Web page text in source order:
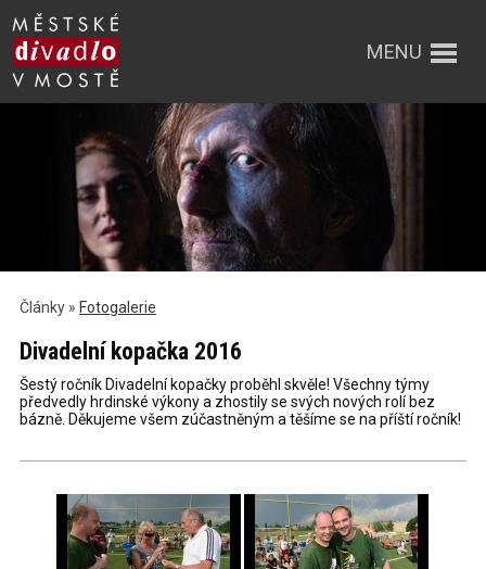
MENU
Články » Fotogalerie
Divadelní kopačka 2016
Šestý ročník Divadelní kopačky proběhl skvěle! Všechny týmy
předvedly hrdinské výkony a zhostily se svých nových rolí bez
bázně. Děkujeme všem zúčastněným a těšíme se na příští ročník!